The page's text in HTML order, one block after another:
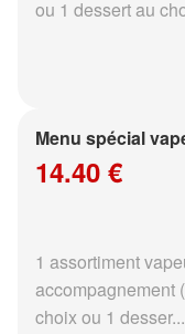
ou 1 dessert au
Menu spécial
14.40 €
1 assortiment
accompagnement
choix ou 1 desser...